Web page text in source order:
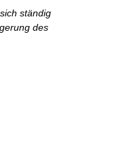
ständig
des